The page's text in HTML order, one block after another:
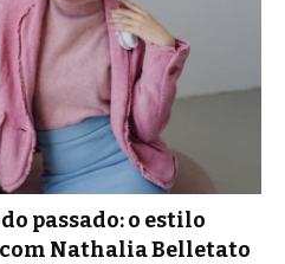
passado: o estilo
Nathalia Belletato